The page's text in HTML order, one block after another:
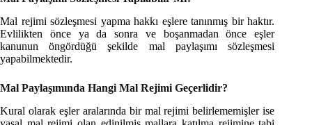
Mal rejimi sözleşmesi yapma hakkı eşlere tanınmış bir haktır.
Evlilikten önce ya da sonra ve boşanmadan önce eşler
kanunun öngördüğü şekilde mal paylaşımı sözleşmesi
yapabilmektedir.
Mal Paylaşımında Hangi Mal Rejimi Geçerlidir?
Kural olarak eşler aralarında bir mal rejimi belirlememişler ise